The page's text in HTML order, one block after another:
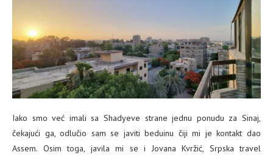
Iako smo već imali sa Shadyeve strane jednu ponudu za Sinaj,
čekajući ga, odlučio sam se javiti beduinu čiji mi je kontakt dao
Assem. Osim toga, javila mi se i Jovana Kvržić, Srpska travel